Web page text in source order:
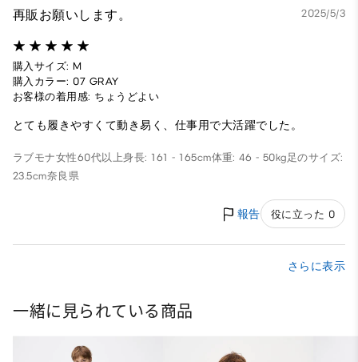
再販お願いします。 2025/5/3
購入サイズ: M
購入カラー: 07 GRAY
お客様の着用感: ちょうどよい
とても履きやすくて動き易く、仕事用で大活躍でした。
ラブモナ女性60代以上身長: 161 - 165cm体重: 46 - 50kg足のサイズ:
23.5cm奈良県
報告 役に立った 0
さらに表示
一緒に見られている商品